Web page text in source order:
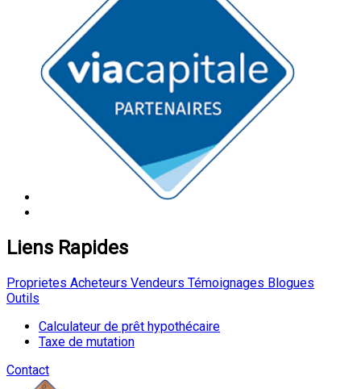
Liens Rapides
Proprietes Acheteurs Vendeurs Témoignages Blogues
Outils
Calculateur de prêt hypothécaire
Taxe de mutation
Contact